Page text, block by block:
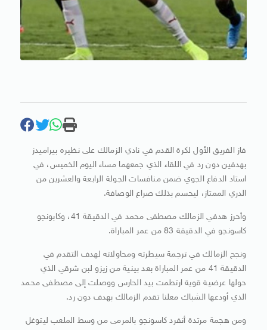
فاز الفريق الأول لكرة القدم في نادي الزمالك على نظيره بيراميدز
بهدفين دون رد في اللقاء الذي جمعهما مساء اليوم الخميس، في
استاد الدفاع الجوي ضمن منافسات الجولة الرابعة والعشرين من
الدري الممتاز، ليحسم بذلك صراع الوصافة.
وأحرز هدفي الزمالك مصطفى محمد في الدقيقة 41، وكابونجو
كاسونجو في الدقيقة 83 من عمر المباراة.
ونجح الزمالك في ترجمة سيطرته ومحاولاته لهدف التقدم في
الدقيقة 41 من عمر المباراة بعد بينية من زيزو لبن شرقي الذي
حولها عرضية قوية ارتطمت بيد الحارس ووصلت إلى مصطفى محمد
الذي أودعها الشباك معلنا تقدم الزمالك بهدف دون رد.
ومن هجمة مرتدة أنفرد كاسونجو بالمرمى من وسط الملعب ليتوغل